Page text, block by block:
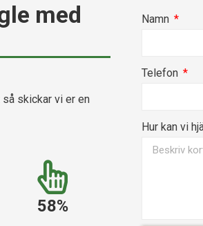
med
skickar vi er en
58%
Namn
Telefon
Hur kan vi